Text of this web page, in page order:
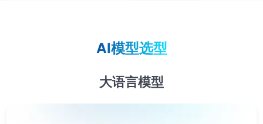
AI模型选型
大语言模型